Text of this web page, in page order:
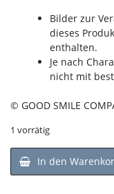
Bilder zur
dieses
enthalten.
Je nach
nicht mit
© GOOD SMILE
1 vorrätig
In den